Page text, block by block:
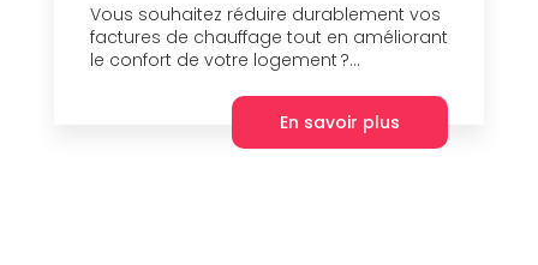
Vous souhaitez réduire durablement vos
factures de chauffage tout en améliorant
le confort de votre logement ?...
En savoir plus